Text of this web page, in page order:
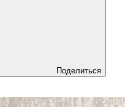
Поделиться